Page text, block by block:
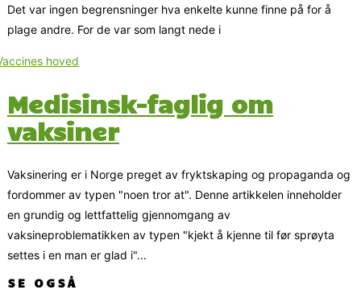
Det var ingen begrensninger hva enkelte kunne finne på for å
plage andre. For de var som langt nede i
Medisinsk-faglig om
vaksiner
Vaksinering er i Norge preget av fryktskaping og propaganda og
fordommer av typen "noen tror at". Denne artikkelen inneholder
en grundig og lettfattelig gjennomgang av
vaksineproblematikken av typen "kjekt å kjenne til før sprøyta
settes i en man er glad i"...
SE OGSÅ